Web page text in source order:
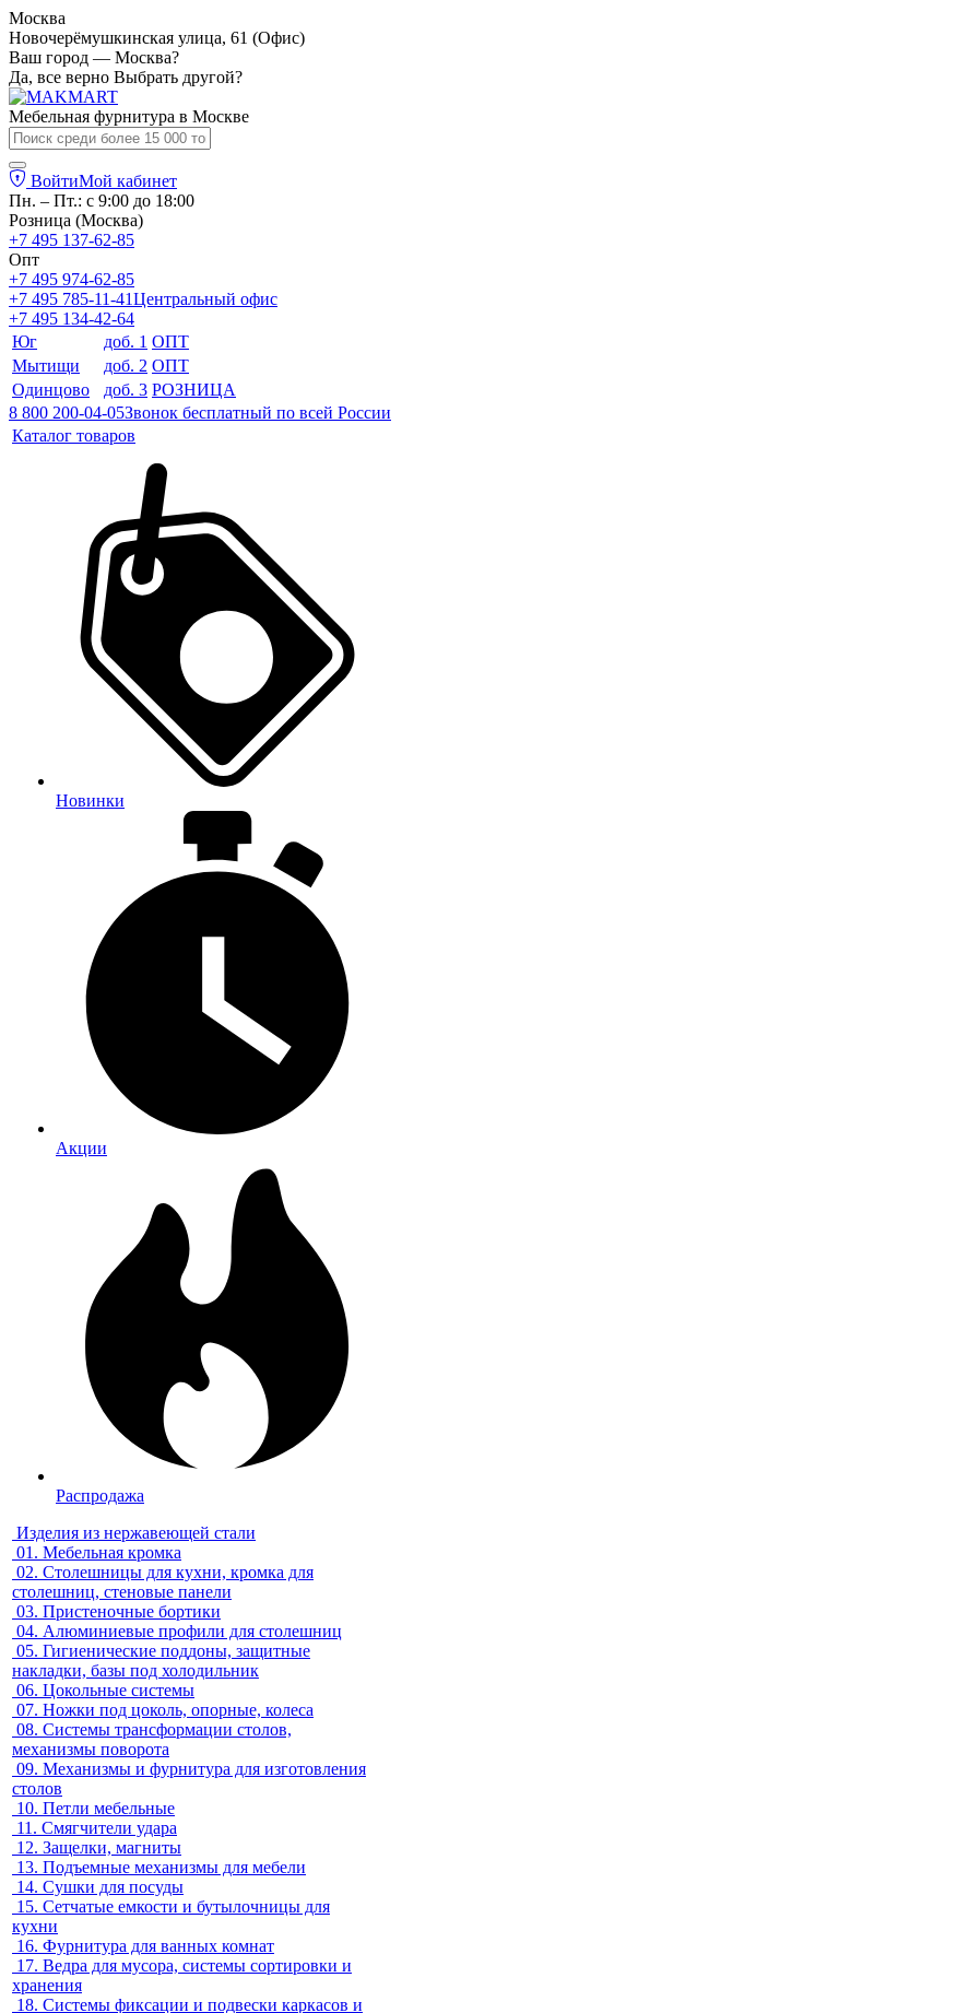
Москва
Новочерёмушкинская улица, 61 (Офис)
Ваш город — Москва?
Да, все верно Выбрать другой?
Мебельная фурнитура в Москве
ВойтиМой кабинет
Пн. – Пт.: с 9:00 до 18:00
Розница (Москва)
+7 495 137-62-85
Опт
+7 495 974-62-85
+7 495 785-11-41Центральный офис
+7 495 134-42-64
Юг
доб. 1 ОПТ
Мытищи
доб. 2 ОПТ
Одинцово
доб. 3 РОЗНИЦА
8 800 200-04-05Звонок бесплатный по всей России
Каталог товаров
Новинки
Акции
Распродажа
Изделия из нержавеющей стали
01. Мебельная кромка
02. Столешницы для кухни, кромка для
столешниц, стеновые панели
03. Пристеночные бортики
04. Алюминиевые профили для столешниц
05. Гигиенические поддоны, защитные
накладки, базы под холодильник
06. Цокольные системы
07. Ножки под цоколь, опорные, колеса
08. Системы трансформации столов,
механизмы поворота
09. Механизмы и фурнитура для изготовления
столов
10. Петли мебельные
11. Смягчители удара
12. Защелки, магниты
13. Подъемные механизмы для мебели
14. Сушки для посуды
15. Сетчатые емкости и бутылочницы для
кухни
16. Фурнитура для ванных комнат
17. Ведра для мусора, системы сортировки и
хранения
18. Системы фиксации и подвески каркасов и